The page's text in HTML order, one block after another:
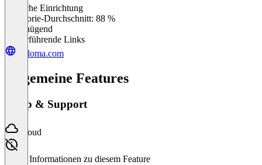
Einfache Einrichtung
Kategorie-Durchschnitt: 88 %
Ungenügend
Weiterführende Links
weloma.com
Allgemeine Features
Setup & Support
Cloud
Keine Informationen zu diesem Feature